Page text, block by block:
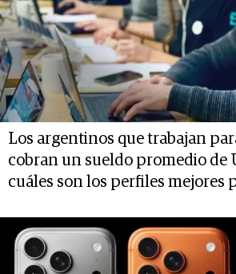
Los argentinos que trabajan
cobran un sueldo promedio de
cuáles son los perfiles mejores